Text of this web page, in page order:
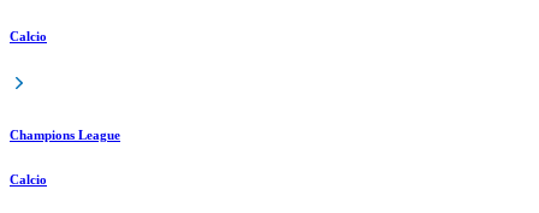
Calcio
Champions League
Calcio